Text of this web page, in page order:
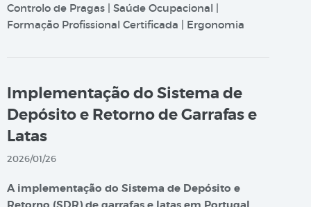
Controlo de Pragas | Saúde Ocupacional |
Formação Profissional Certificada | Ergonomia
Implementação do Sistema de
Depósito e Retorno de Garrafas e
Latas
2026/01/26
A implementação do Sistema de Depósito e